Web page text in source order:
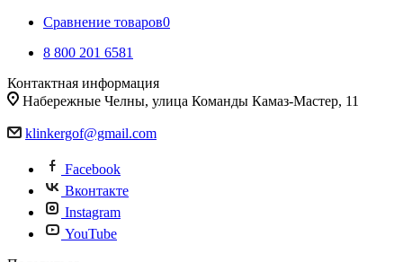
Сравнение товаров0
8 800 201 6581
Контактная информация
Набережные Челны, улица Команды Камаз-Мастер, 11
klinkergof@gmail.com
Facebook
Вконтакте
Instagram
YouTube